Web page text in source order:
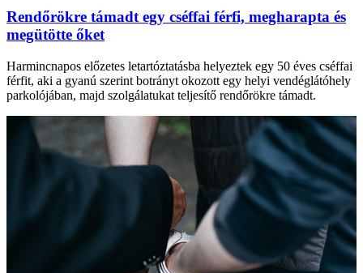
Rendőrökre támadt egy cséffai férfi, megharapta és
megütötte őket
Harmincnapos előzetes letartóztatásba helyeztek egy 50 éves cséffai
férfit, aki a gyanú szerint botrányt okozott egy helyi vendéglátóhely
parkolójában, majd szolgálatukat teljesítő rendőrökre támadt.